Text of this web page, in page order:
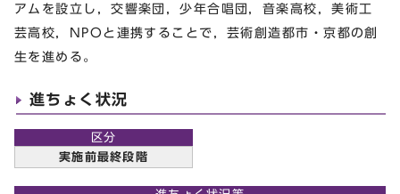
アムを設立し，交響楽団，少年合唱団，音楽高校，美術工
芸高校，NPOと連携することで，芸術創造都市・京都の創
生を進める。
進ちょく状況
区分
実施前最終段階